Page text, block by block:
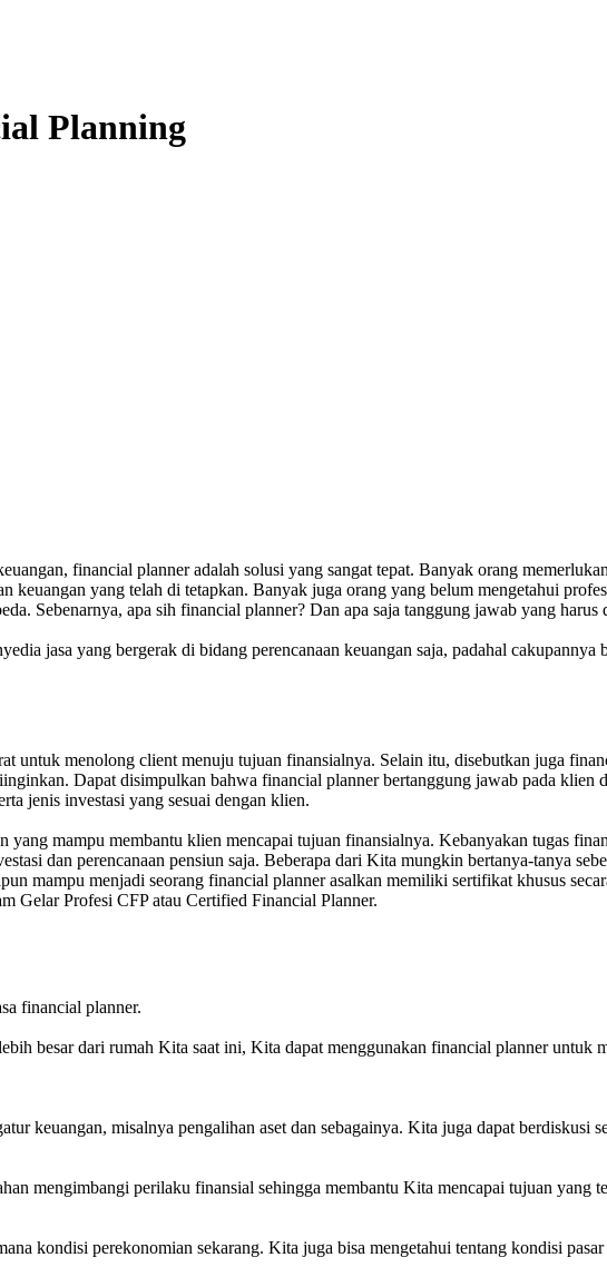
Planning
financial planner adalah solusi yang sangat tepat. Banyak orang
keuangan yang telah di tetapkan. Banyak juga orang yang belum mengetahui
Sebenarnya, apa sih financial planner? Dan apa saja tanggung jawab yang harus
jasa yang bergerak di bidang perencanaan keuangan saja, padahal cakupannya
untuk menolong client menuju tujuan finansialnya. Selain itu, disebutkan juga
Dapat disimpulkan bahwa financial planner bertanggung jawab pada klien
jenis investasi yang sesuai dengan klien.
yang mampu membantu klien mencapai tujuan finansialnya. Kebanyakan tugas
dan perencanaan pensiun saja. Beberapa dari Kita mungkin bertanya-tanya
mampu menjadi seorang financial planner asalkan memiliki sertifikat khusus
Gelar Profesi CFP atau Certified Financial Planner.
financial planner.
besar dari rumah Kita saat ini, Kita dapat menggunakan financial planner untuk
keuangan, misalnya pengalihan aset dan sebagainya. Kita juga dapat berdiskusi
mengimbangi perilaku finansial sehingga membantu Kita mencapai tujuan yang
kondisi perekonomian sekarang. Kita juga bisa mengetahui tentang kondisi pasar